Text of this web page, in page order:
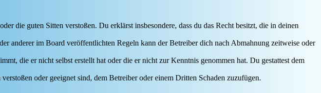
die guten Sitten verstoßen. Du erklärst insbesondere, dass du das Recht besitzt, die in deinen
anderer im Board veröffentlichten Regeln kann der Betreiber dich nach Abmahnung zeitweise oder
die er nicht selbst erstellt hat oder die er nicht zur Kenntnis genommen hat. Du gestattest dem
oder geeignet sind, dem Betreiber oder einem Dritten Schaden zuzufügen.